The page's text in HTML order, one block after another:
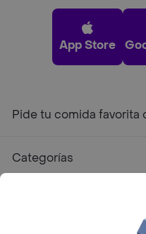
App Store
Pide tu comida favorita
Categorías